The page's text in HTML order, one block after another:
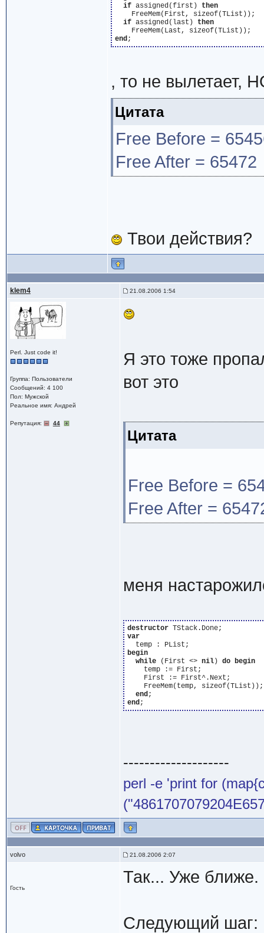
if assigned(first) then
    FreeMem(First, sizeof(TList));
if assigned(last) then
end
, то не вылетает,
Цитата
Free Before =
Free After = 65472
Твои действия?
klem4 21.08.2006 1:54
Perl. Just code it!
Группа: Пользователи
Сообщений: 4 100
Пол: Мужской
Реальное имя: Андрей
Репутация: 44
Я это тоже
вот это
Цитата
Free Before =
Free After =
меня
destructor
var
begin
while (First <> nil) do begin
    temp := First;
    First := First^.Next;
    FreeMem(temp, sizeof(TList));
end
end
--------------------
perl -e 'print for
volvo 21.08.2006 2:07
Гость
Так... Уже ближе.
Следующий шаг: